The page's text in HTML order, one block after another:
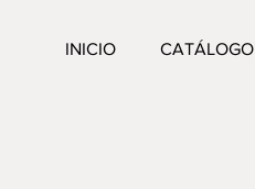
INICIO CATÁLOGO